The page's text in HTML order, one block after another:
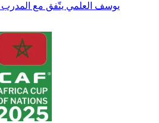
يوسف العلمي يتّفق مع